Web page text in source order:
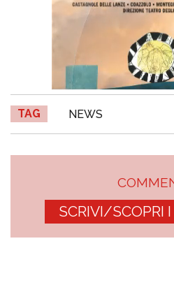
TAG NEWS
SCRIVI/SCOPRI